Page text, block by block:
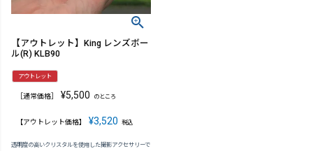
【アウトレット】King レンズボー
ル(R) KLB90
アウトレット
［通常価格］ ¥5,500 のところ
【アウトレット価格】 ¥3,520 税込
透明度の高いクリスタルを使用した撮影アクセサリーで